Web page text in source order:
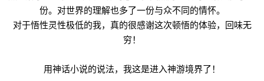
份。对世界的理解也多了一份与众不同的情怀。
对于悟性灵性极低的我，真的很感谢这次顿悟的体验，回味无
穷！
用神话小说的说法，我这是进入神游境界了！